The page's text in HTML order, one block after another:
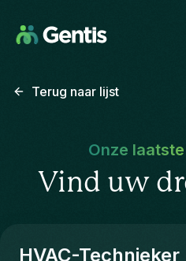
Terug naar lijst
Onze
Vind uw
HVAC-Technieker